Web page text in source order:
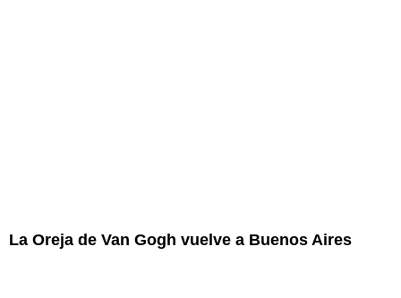
La Oreja de Van Gogh vuelve a Buenos Aires